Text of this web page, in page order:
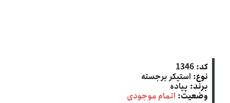
کد: 1346
نوع: استیکر برجسته
برند: پیاده
وضعیت: اتمام موجودی